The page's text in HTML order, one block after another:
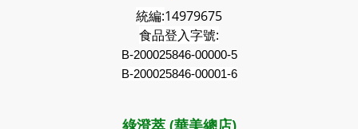
統編:14979675
食品登入字號:
B-200025846-00000-5
B-200025846-00001-6